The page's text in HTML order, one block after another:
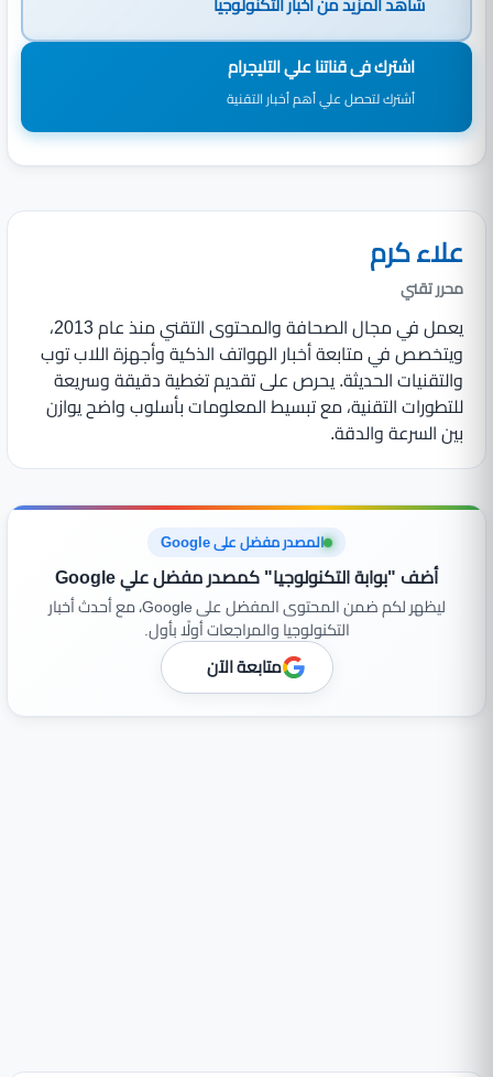
اشترك فى قناتنا علي التليجرام
أشترك لتحصل علي أهم أخبار التقنية
علاء كرم
محرر تقني
يعمل في مجال الصحافة والمحتوى التقني منذ عام 2013،
ويتخصص في متابعة أخبار الهواتف الذكية وأجهزة اللاب توب
والتقنيات الحديثة. يحرص على تقديم تغطية دقيقة وسريعة
للتطورات التقنية، مع تبسيط المعلومات بأسلوب واضح يوازن
بين السرعة والدقة.
المصدر مفضل على Google
أضف "بوابة التكنولوجيا" كمصدر مفضل علي Google
ليظهر لكم ضمن المحتوى المفضل على Google، مع أحدث أخبار
التكنولوجيا والمراجعات أولًا بأول.
متابعة الآن